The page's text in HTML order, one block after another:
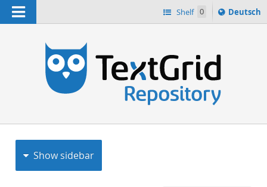
Navigation Shelf 0
Sprache
ï¿½ndern
Deutsch
Show sidebar